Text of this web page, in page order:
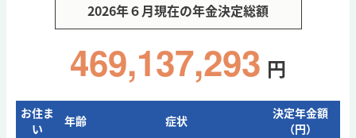
2026年６月現在の年金決定総額
469,137,293 円
お住ま
い
年齢 症状
決定年金額
（円）